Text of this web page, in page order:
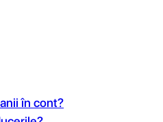
în cont?